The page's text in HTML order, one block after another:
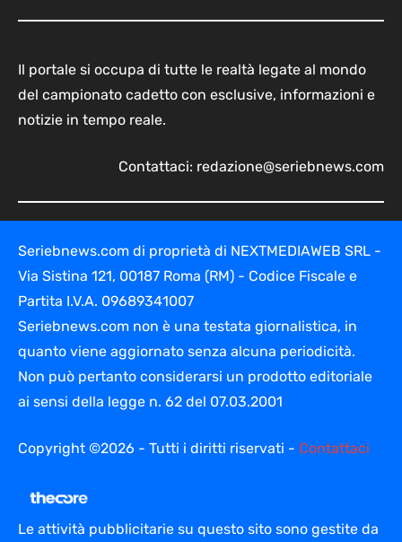
Il portale si occupa di tutte le realtà legate al mondo
del campionato cadetto con esclusive, informazioni e
notizie in tempo reale.
Contattaci: redazione@seriebnews.com
Seriebnews.com di proprietà di NEXTMEDIAWEB SRL -
Via Sistina 121, 00187 Roma (RM) - Codice Fiscale e
Partita I.V.A. 09689341007
Seriebnews.com non è una testata giornalistica, in
quanto viene aggiornato senza alcuna periodicità.
Non può pertanto considerarsi un prodotto editoriale
ai sensi della legge n. 62 del 07.03.2001
Copyright ©2026 - Tutti i diritti riservati - Contattaci
Le attività pubblicitarie su questo sito sono gestite da